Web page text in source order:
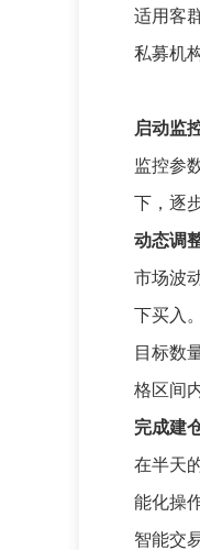
适用客
私募机
启动监
监控参
下，逐
动态调
市场波
下买入
目标数
格区间
完成建
在半天
能化操
智能交